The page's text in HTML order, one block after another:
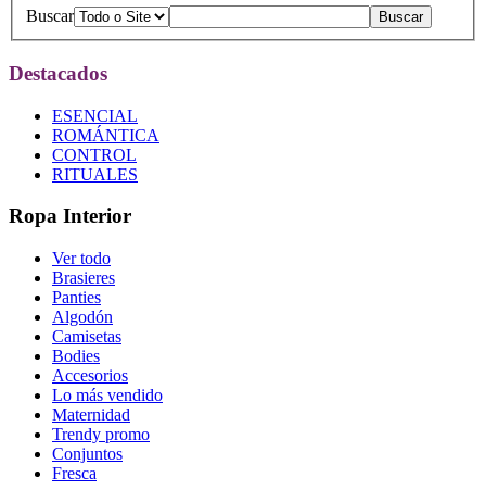
Buscar
Destacados
ESENCIAL
ROMÁNTICA
CONTROL
RITUALES
Ropa Interior
Ver todo
Brasieres
Panties
Algodón
Camisetas
Bodies
Accesorios
Lo más vendido
Maternidad
Trendy promo
Conjuntos
Fresca